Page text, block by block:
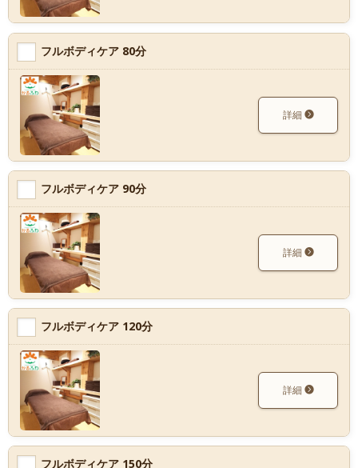
フルボディケア 80分
詳細
フルボディケア 90分
詳細
フルボディケア 120分
詳細
フルボディケア 150分